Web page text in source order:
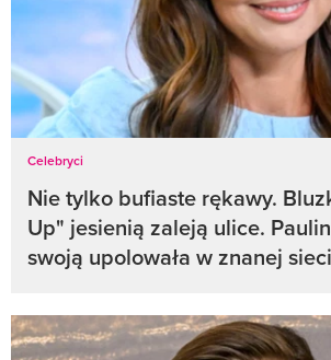
Celebryci
Nie tylko bufiaste rękawy.
Up" jesienią zaleją ulice.
swoją upolowała w znanej